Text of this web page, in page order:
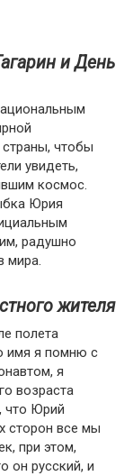
и День
чтобы
увидеть,
космос.
Юрия
радушно
мира.
жителя
полета
имя я помню с
я
возраста
что Юрий
сторон все мы
при этом,
он русский, и